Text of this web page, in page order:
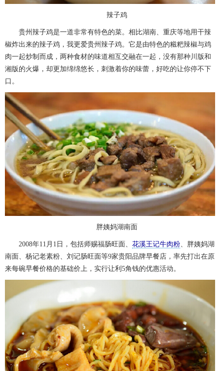
辣子鸡
贵州辣子鸡是一道非常有特色的菜。相比湖南、重庆等地用干辣
椒炸出来的辣子鸡，我更爱贵州辣子鸡。它是由特色的糍粑辣椒与鸡
肉一起炒制而成，两种食材的味道相互交融在一起，没有那种川版和
湘版的火爆，却更加绵绵悠长，刺激着你的味蕾，好吃的让你停不下
口。
胖姨妈湖南面
2008年11月1日，包括师赐福肠旺面、 花溪王记牛肉粉、胖姨妈湖
南面、杨记老素粉、刘记肠旺面等9家贵阳品牌早餐店，率先打出在原
来每碗早餐价格的基础价上，实行让利5角钱的优惠活动。